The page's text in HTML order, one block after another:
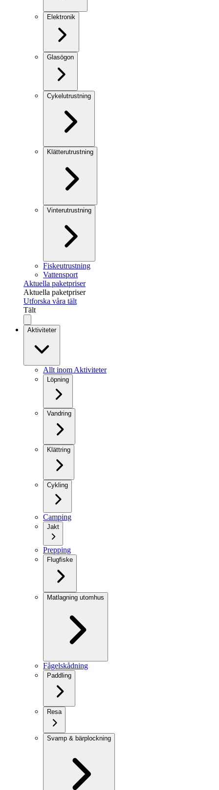
Elektronik
Glasögon
Cykelutrustning
Klätterutrustning
Vinterutrustning
Fiskeutrustning
Vattensport
Aktuella paketpriser
Aktuella paketpriser
Utforska våra tält
Tält
Aktiviteter
Allt inom Aktiviteter
Löpning
Vandring
Klättring
Cykling
Camping
Jakt
Prepping
Flugfiske
Matlagning utomhus
Fågelskådning
Paddling
Resa
Svamp & bärplockning